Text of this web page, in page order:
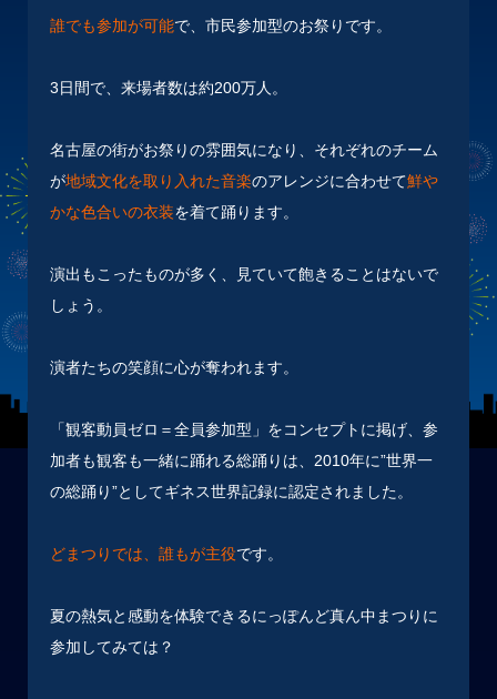
誰でも参加が可能で、市民参加型のお祭りです。
3日間で、来場者数は約200万人。
名古屋の街がお祭りの雰囲気になり、それぞれのチーム
が地域文化を取り入れた音楽のアレンジに合わせて鮮や
かな色合いの衣装を着て踊ります。
演出もこったものが多く、見ていて飽きることはないで
しょう。
演者たちの笑顔に心が奪われます。
「観客動員ゼロ＝全員参加型」をコンセプトに掲げ、参
加者も観客も一緒に踊れる総踊りは、2010年に”世界一
の総踊り”としてギネス世界記録に認定されました。
どまつりでは、誰もが主役です。
夏の熱気と感動を体験できるにっぽんど真ん中まつりに
参加してみては？